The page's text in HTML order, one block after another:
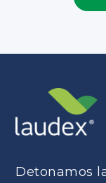
Detonamos